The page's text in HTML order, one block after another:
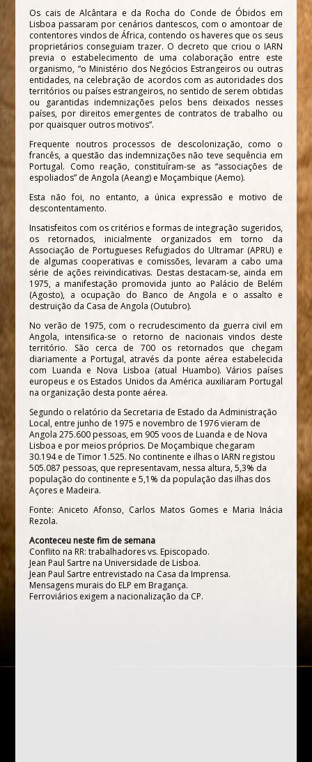
Os cais de Alcântara e da Rocha do Conde de Óbidos em
Lisboa passaram por cenários dantescos, com o amontoar de
contentores vindos de África, contendo os haveres que os seus
proprietários conseguiam trazer. O decreto que criou o IARN
previa o estabelecimento de uma colaboração entre este
organismo, “o Ministério dos Negócios Estrangeiros ou outras
entidades, na celebração de acordos com as autoridades dos
territórios ou países estrangeiros, no sentido de serem obtidas
ou garantidas indemnizações pelos bens deixados nesses
países, por direitos emergentes de contratos de trabalho ou
por quaisquer outros motivos”.
Frequente noutros processos de descolonização, como o
francês, a questão das indemnizações não teve sequência em
Portugal. Como reação, constituíram-se as “associações de
espoliados” de Angola (Aeang) e Moçambique (Aemo).
Esta não foi, no entanto, a única expressão e motivo de
descontentamento.
Insatisfeitos com os critérios e formas de integração sugeridos,
os retornados, inicialmente organizados em torno da
Associação de Portugueses Refugiados do Ultramar (APRU) e
de algumas cooperativas e comissões, levaram a cabo uma
série de ações reivindicativas. Destas destacam-se, ainda em
1975, a manifestação promovida junto ao Palácio de Belém
(Agosto), a ocupação do Banco de Angola e o assalto e
destruição da Casa de Angola (Outubro).
No verão de 1975, com o recrudescimento da guerra civil em
Angola, intensifica-se o retorno de nacionais vindos deste
território. São cerca de 700 os retornados que chegam
diariamente a Portugal, através da ponte aérea estabelecida
com Luanda e Nova Lisboa (atual Huambo). Vários países
europeus e os Estados Unidos da América auxiliaram Portugal
na organização desta ponte aérea.
Segundo o relatório da Secretaria de Estado da Administração
Local, entre junho de 1975 e novembro de 1976 vieram de
Angola 275.600 pessoas, em 905 voos de Luanda e de Nova
Lisboa e por meios próprios. De Moçambique chegaram
30.194 e de Timor 1.525. No continente e ilhas o IARN registou
505.087 pessoas, que representavam, nessa altura, 5,3% da
população do continente e 5,1% da população das ilhas dos
Açores e Madeira.
Fonte: Aniceto Afonso, Carlos Matos Gomes e Maria Inácia
Rezola.
Aconteceu neste fim de semana
Conflito na RR: trabalhadores vs. Episcopado.
Jean Paul Sartre na Universidade de Lisboa.
Jean Paul Sartre entrevistado na Casa da Imprensa.
Mensagens murais do ELP em Bragança.
Ferroviários exigem a nacionalização da CP.